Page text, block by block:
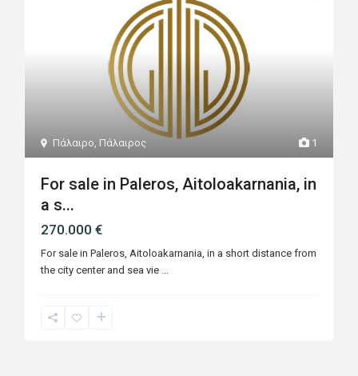
1
Πάλαιρο, Πάλαιρος
For sale in Paleros, Aitoloakarnania, in
a s...
270.000 €
For sale in Paleros, Aitoloakarnania, in a short distance from
the city center and sea vie ...